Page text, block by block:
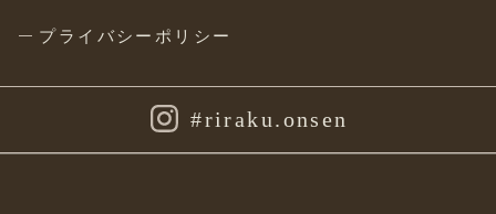
プライバシーポリシー
#riraku.onsen